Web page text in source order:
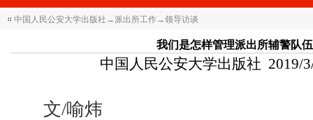
中国人民公安大学出版社 →派出所工作→领导访谈
我们是怎样管理派出所辅警队
中国人民公安大学出版社 2019/
文/喻炜